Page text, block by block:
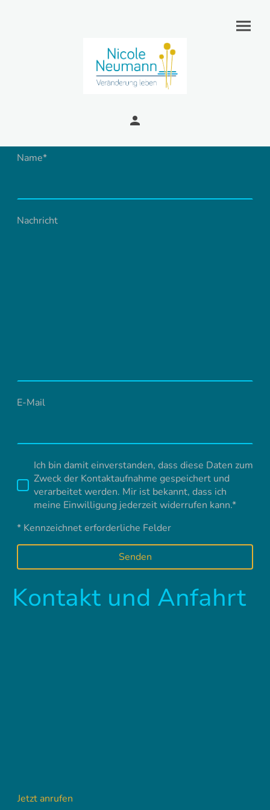
Name*
Nachricht
E-Mail
Ich bin damit einverstanden, dass diese Daten zum
Zweck der Kontaktaufnahme gespeichert und
verarbeitet werden. Mir ist bekannt, dass ich
meine Einwilligung jederzeit widerrufen kann.*
* Kennzeichnet erforderliche Felder
Senden
Kontakt und Anfahrt
Jetzt anrufen